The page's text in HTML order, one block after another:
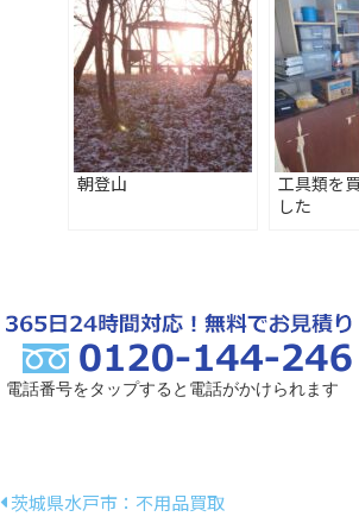
朝登山
工具類を
した
電話番号をタップすると電話がかけられます
茨城県水戸市：不用品買取